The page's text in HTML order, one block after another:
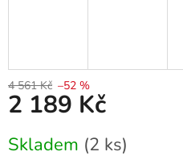
4 561 Kč –52 %
2 189 Kč
cena:
Skladem (2 ks)